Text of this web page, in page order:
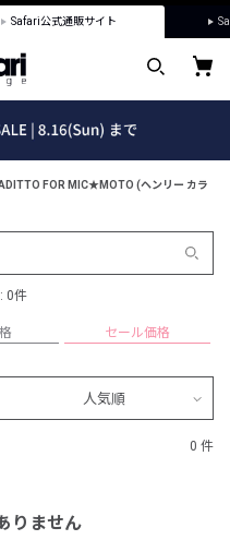
Safari公式通販サイト
FOR MIC★MOTO (ヘンリー カラ
0件
セール価格
人気順
0 件
りません